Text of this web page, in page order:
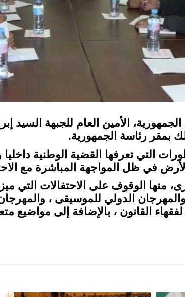
الأمين العام للجبهة السيد
بمقر رئاسة الجمهورية.
التي تعرفها القضية الوطنية داخليا
في ظل المواجهة المباشرة مع
منها الوقوف على الاحتفالات التي
الدولي للموسيقى ،
القانون ، بالإضافة إلى مواضيع